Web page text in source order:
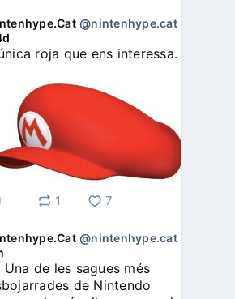
@nintenhype.cat⋅
roja que ens interessa.
1 7
@nintenhype.cat⋅
Una de les sagues més
de Nintendo